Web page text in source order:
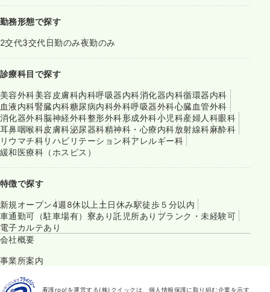
勤務形態で探す
2交代3交代日勤のみ夜勤のみ
診療科目で探す
美容外科美容皮膚科内科呼吸器内科消化器内科循環器内科
血液内科腎臓内科糖尿病内科外科呼吸器外科心臓血管外科
消化器外科脳神経外科整形外科形成外科小児科産婦人科眼科
耳鼻咽喉科皮膚科泌尿器科精神科・心療内科放射線科麻酔科
リウマチ科リハビリテーション科アレルギー科
緩和医療科（ホスピス）
特徴で探す
新規オープン4週8休以上 土日休み駅徒歩５分以内
車通勤可（駐車場有） 寮あり託児所あり ブランク・未経験可
電子カルテあり
会社概要
事業所案内
看護roo!を運営する(株)クイックは、個人情報保護に取り組む企業を示す